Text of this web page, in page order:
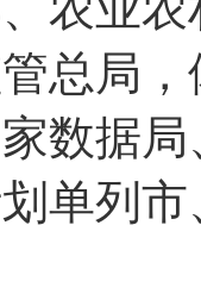
总局
数据
单列